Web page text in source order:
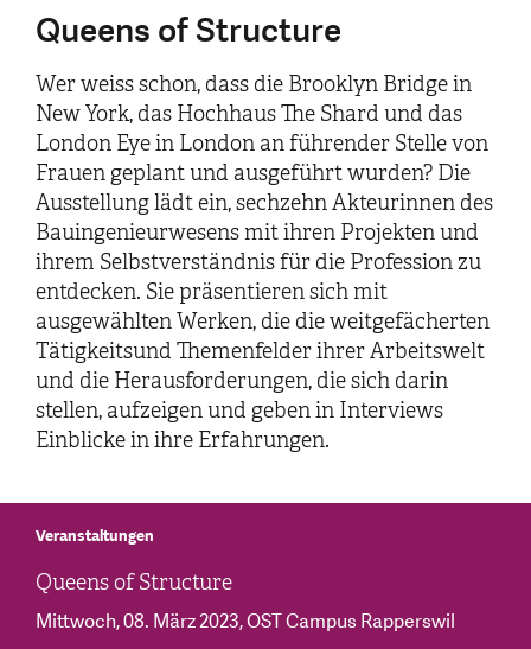
Queens of Structure
Wer weiss schon, dass die Brooklyn Bridge in
New York, das Hochhaus The Shard und das
London Eye in London an führender Stelle von
Frauen geplant und ausgeführt wurden? Die
Ausstellung lädt ein, sechzehn Akteurinnen des
Bauingenieurwesens mit ihren Projekten und
ihrem Selbstverständnis für die Profession zu
entdecken. Sie präsentieren sich mit
ausgewählten Werken, die die weitgefächerten
Tätigkeitsund Themenfelder ihrer Arbeitswelt
und die Herausforderungen, die sich darin
stellen, aufzeigen und geben in Interviews
Einblicke in ihre Erfahrungen.
Veranstaltungen
Queens of Structure
Mittwoch, 08. März 2023, OST Campus Rapperswil